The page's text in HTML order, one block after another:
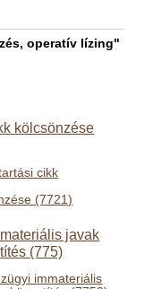
operatív lízing"
kölcsönzése
cikk
(7721)
javak
(775)
immateriális